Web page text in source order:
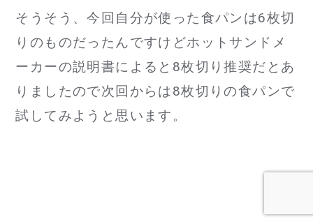
そうそう、今回自分が使った食パンは6枚切
りのものだったんですけどホットサンドメ
ーカーの説明書によると8枚切り推奨だとあ
りましたので次回からは8枚切りの食パンで
試してみようと思います。